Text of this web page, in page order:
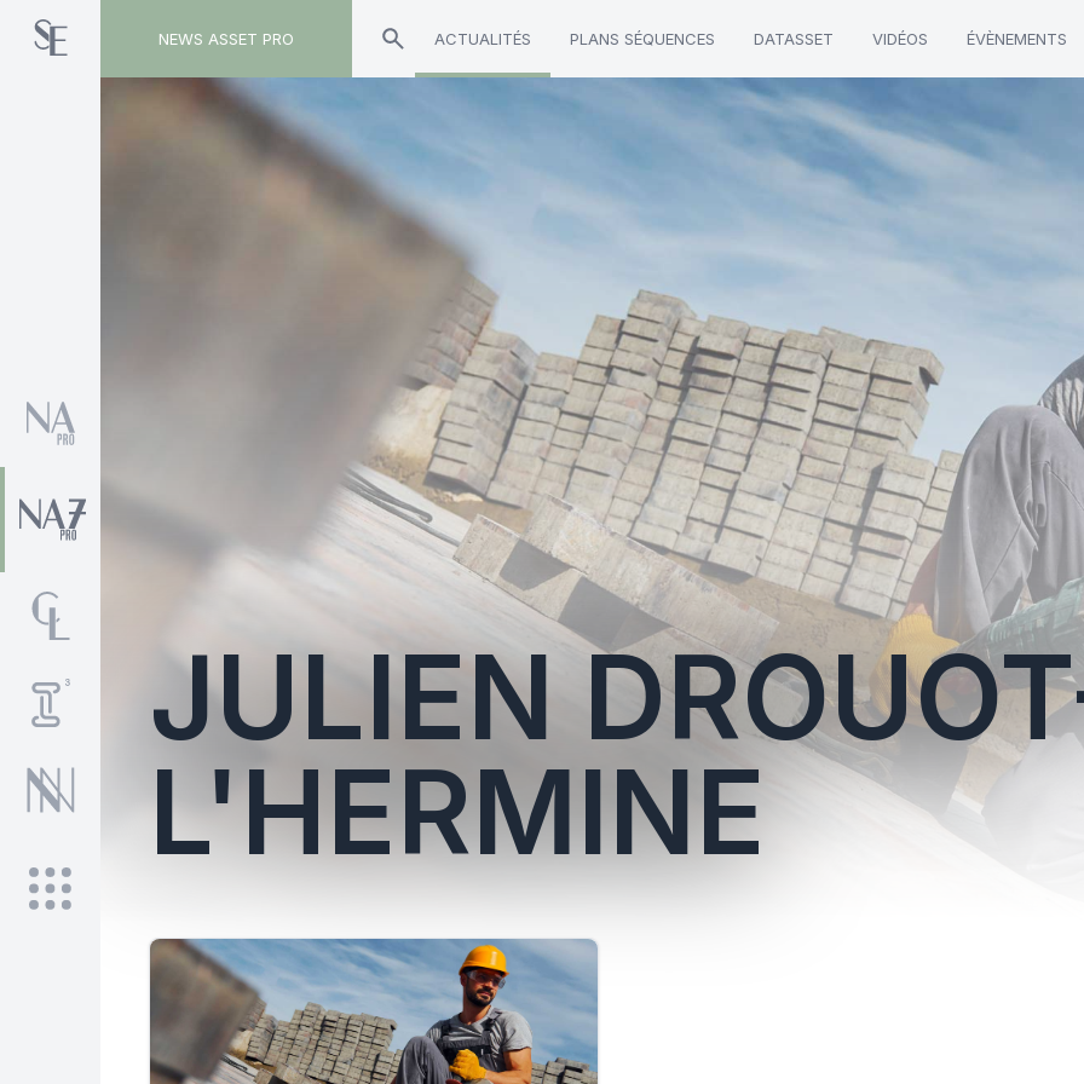
NEWS ASSET PRO ACTUALITÉS PLANS SÉQUENCES DATASSET VIDÉOS ÉVÈNEMENTS
Toute l'actualité sur le tag "Julien Drouot-l'Hermine"
JULIEN
L'HERMINE